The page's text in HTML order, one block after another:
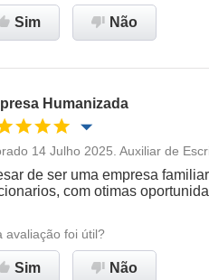
Recomenda esta empresa
Sim Não
Humanizada
de promoção
Recomenda esta empresa
14 Julho 2025. Auxiliar de
de ser uma empresa
com otimas
avaliação foi útil?
Sim Não